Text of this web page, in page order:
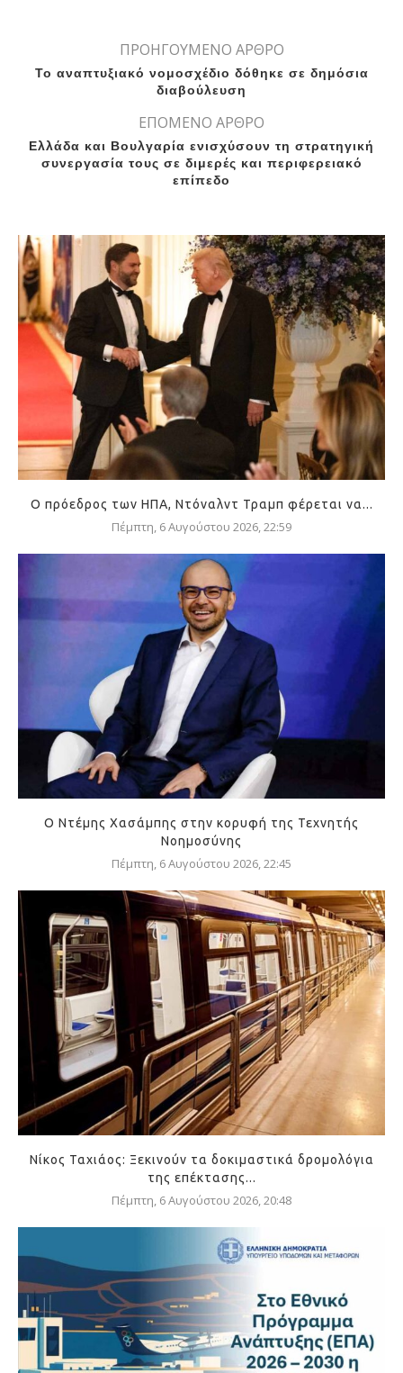
ΠΡΟΗΓΟΥΜΕΝΟ ΑΡΘΡΟ
Το αναπτυξιακό νομοσχέδιο δόθηκε σε δημόσια
διαβούλευση
ΕΠΟΜΕΝΟ ΑΡΘΡΟ
Ελλάδα και Βουλγαρία ενισχύσουν τη στρατηγική
συνεργασία τους σε διμερές και περιφερειακό
επίπεδο
Ο πρόεδρος των ΗΠΑ, Ντόναλντ Τραμπ φέρεται να...
Πέμπτη, 6 Αυγούστου 2026, 22:59
Ο Ντέμης Χασάμπης στην κορυφή της Τεχνητής
Νοημοσύνης
Πέμπτη, 6 Αυγούστου 2026, 22:45
Νίκος Ταχιάος: Ξεκινούν τα δοκιμαστικά δρομολόγια
της επέκτασης...
Πέμπτη, 6 Αυγούστου 2026, 20:48